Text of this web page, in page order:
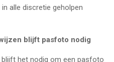
alle discretie geholpen
blijft pasfoto nodig
het nodig om een pasfoto